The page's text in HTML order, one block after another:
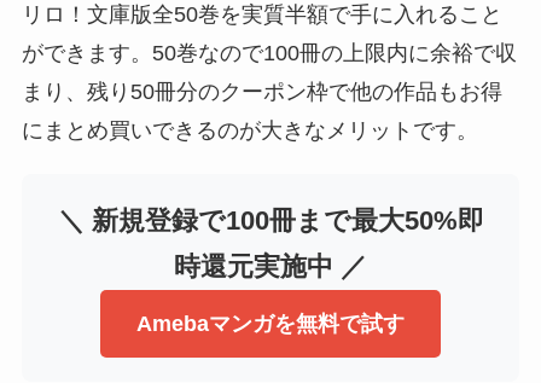
リロ！文庫版全50巻を実質半額で手に入れること
ができます。50巻なので100冊の上限内に余裕で収
まり、残り50冊分のクーポン枠で他の作品もお得
にまとめ買いできるのが大きなメリットです。
＼ 新規登録で100冊まで最大50%即
時還元実施中 ／
Amebaマンガを無料で試す